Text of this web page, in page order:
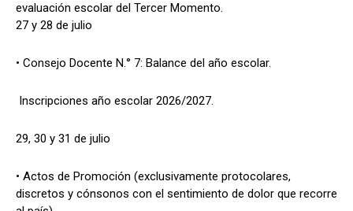
evaluación escolar del Tercer Momento.
27 y 28 de julio
• Consejo Docente N.° 7: Balance del año escolar.
Inscripciones año escolar 2026/2027.
29, 30 y 31 de julio
• Actos de Promoción (exclusivamente protocolares,
discretos y cónsonos con el sentimiento de dolor que recorre